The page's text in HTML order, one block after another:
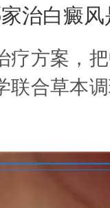
治白癜
疗方案，
联合草本